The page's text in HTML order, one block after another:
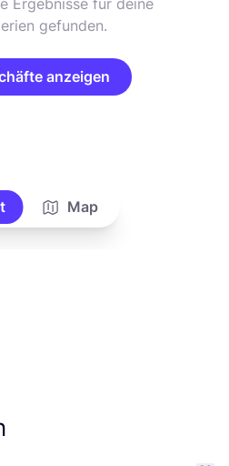
Ergebnisse für deine
gefunden.
anzeigen
Map